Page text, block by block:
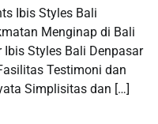
Ibis Styles Bali
Menginap di Bali
Ibis Styles Bali Denpasar
Testimoni dan
Simplisitas dan […]